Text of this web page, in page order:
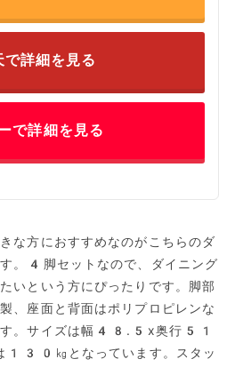
で詳細を見る
で詳細を見る
な方におすすめなのがこちらのダ
。4脚セットなので、ダイニング
いという方にぴったりです。脚部
、座面と背面はポリプロピレンな
す。サイズは幅48.5x奥行51
㎏となっています。スタッ